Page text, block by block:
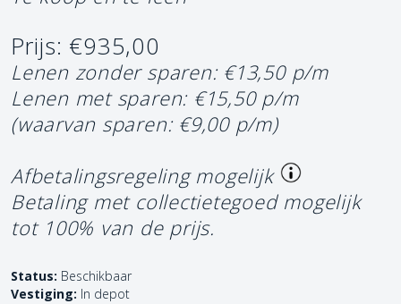
Prijs: €935,00
Lenen zonder sparen: €13,50 p/m
Lenen met sparen: €15,50 p/m
(waarvan sparen: €9,00 p/m)
Afbetalingsregeling mogelijk
Betaling met collectietegoed mogelijk
tot 100% van de prijs.
Status: Beschikbaar
Vestiging: In depot